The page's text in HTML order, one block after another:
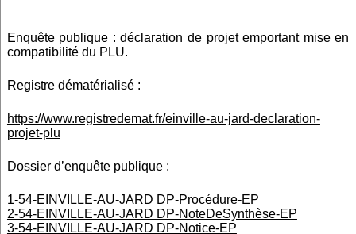
Enquête publique : déclaration de projet emportant mise en
compatibilité du PLU.
Registre dématérialisé :
https://www.registredemat.fr/einville-au-jard-declaration-
projet-plu
Dossier d’enquête publique :
1-54-EINVILLE-AU-JARD DP-Procédure-EP
2-54-EINVILLE-AU-JARD DP-NoteDeSynthèse-EP
3-54-EINVILLE-AU-JARD DP-Notice-EP